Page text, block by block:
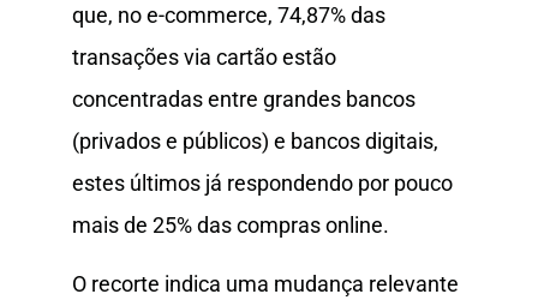
que, no e-commerce, 74,87% das
transações via cartão estão
concentradas entre grandes bancos
(privados e públicos) e bancos digitais,
estes últimos já respondendo por pouco
mais de 25% das compras online.
O recorte indica uma mudança relevante